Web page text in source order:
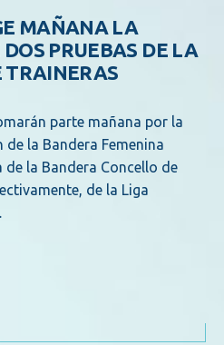
MAÑANA LA
PRUEBAS DE LA
TRAINERAS
parte mañana por la
la Bandera Femenina
de la Bandera Concello de
de la Liga